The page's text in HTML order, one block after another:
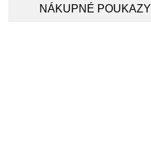
NÁKUPNÉ POUKAZY